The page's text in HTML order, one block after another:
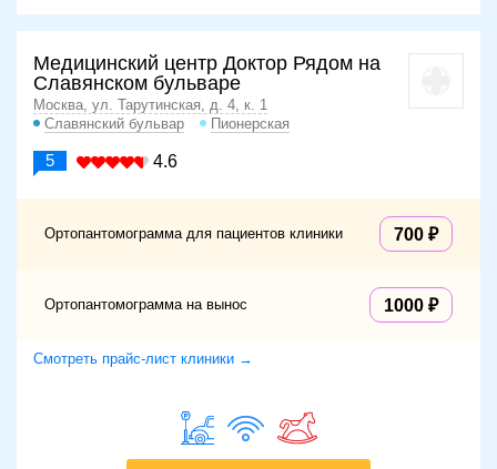
Медицинский центр Доктор Рядом на
Славянском бульваре
Москва, ул. Тарутинская, д. 4, к. 1
Славянский бульвар
Пионерская
5 4.6
Ортопантомограмма для пациентов клиники 700
Ортопантомограмма на вынос 1000
Смотреть прайс-лист клиники →